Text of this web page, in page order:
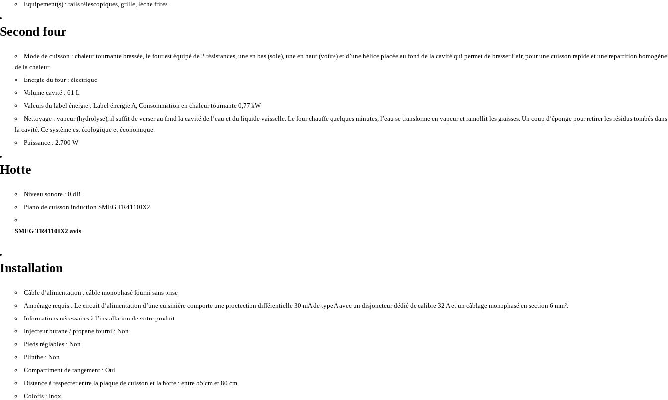
Equipement(s) : rails télescopiques, grille, lèche frites
Second four
Mode de cuisson : chaleur tournante brassée, le four est équipé de 2 résistances, une en bas (sole), une en haut (voûte) et d’une hélice placée au fond de la cavité qui permet de brasser l’air, pour une cuisson rapide et une repartition homogène
de la chaleur.
Energie du four : électrique
Volume cavité : 61 L
Valeurs du label énergie : Label énergie A, Consommation en chaleur tournante 0,77 kW
Nettoyage : vapeur (hydrolyse), il suffit de verser au fond la cavité de l’eau et du liquide vaisselle. Le four chauffe quelques minutes, l’eau se transforme en vapeur et ramollit les graisses. Un coup d’éponge pour retirer les résidus tombés dans
la cavité. Ce système est écologique et économique.
Puissance : 2.700 W
Hotte
Niveau sonore : 0 dB
Piano de cuisson induction SMEG TR4110IX2
SMEG TR4110IX2 avis
Installation
Câble d’alimentation : câble monophasé fourni sans prise
Ampérage requis : Le circuit d’alimentation d’une cuisinière comporte une proctection différentielle 30 mA de type A avec un disjoncteur dédié de calibre 32 A et un câblage monophasé en section 6 mm².
Informations nécessaires à l’installation de votre produit
Injecteur butane / propane fourni : Non
Pieds réglables : Non
Plinthe : Non
Compartiment de rangement : Oui
Distance à respecter entre la plaque de cuisson et la hotte : entre 55 cm et 80 cm.
Coloris : Inox